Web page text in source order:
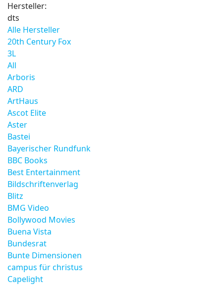
Hersteller:
dts
Alle Hersteller
20th Century Fox
3L
All
Arboris
ARD
ArtHaus
Ascot Elite
Aster
Bastei
Bayerischer Rundfunk
BBC Books
Best Entertainment
Bildschriftenverlag
Blitz
BMG Video
Bollywood Movies
Buena Vista
Bundesrat
Bunte Dimensionen
campus für christus
Capelight